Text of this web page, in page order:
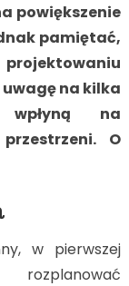
powiększenie
pamiętać,
na kilka
wpłyną na
O
w pierwszej
rozplanować